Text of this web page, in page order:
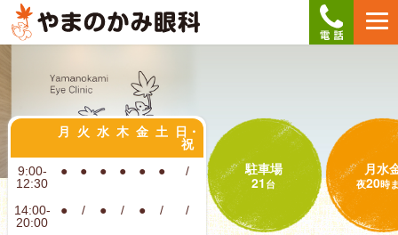
月 火 水 木 金 土
日・
祝
9:00-
12:30
● ● ● ● ● ● /
14:00-
20:00
● / ● / ● / /
駐車場
21 台
月水
夜20時